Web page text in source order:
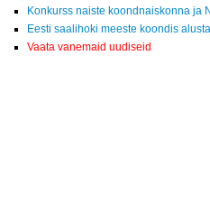
Konkurss naiste koondnaiskonna ja
Eesti saalihoki meeste koondis
Vaata vanemaid uudiseid